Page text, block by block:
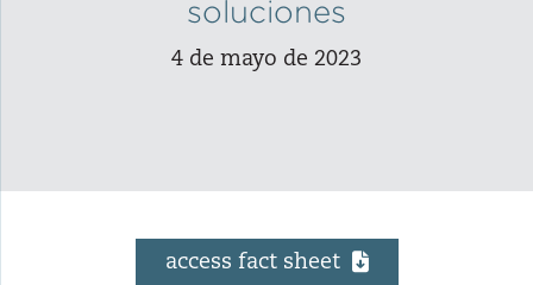
La electrificación de edificios
soluciones
4 de mayo de 2023
access fact sheet